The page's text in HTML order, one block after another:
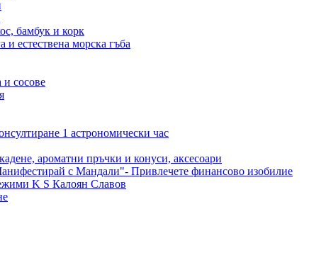
бамбук и корк
и естествена морска гъба
сосове
1 астрономически час
ароматни пръчки и конуси, аксесоари
с Мандали"- Привлечете финансово изобилие
K S Калоян Славов